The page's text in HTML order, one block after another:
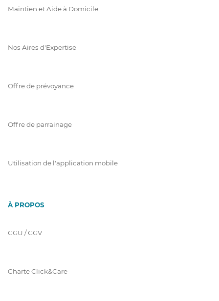
Maintien et Aide à Domicile
Nos Aires d'Expertise
Offre de prévoyance
Offre de parrainage
Utilisation de l'application mobile
À PROPOS
CGU / GGV
Charte Click&Care